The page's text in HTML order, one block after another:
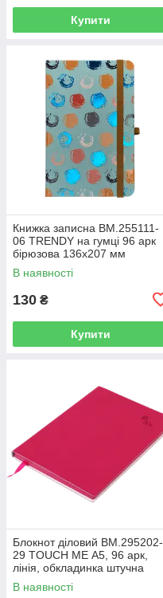
Купити
Книжка записна BM.255111-
06 TRENDY на гумці 96 арк
бірюзова 136х207 мм
клітинка(10)
В наявності
130 ₴
Купити
Блокнот діловий BM.295202-
29 TOUCH ME А5, 96 арк,
лінія, обкладинка штучна
шкіра, малиновий (50)
В наявності